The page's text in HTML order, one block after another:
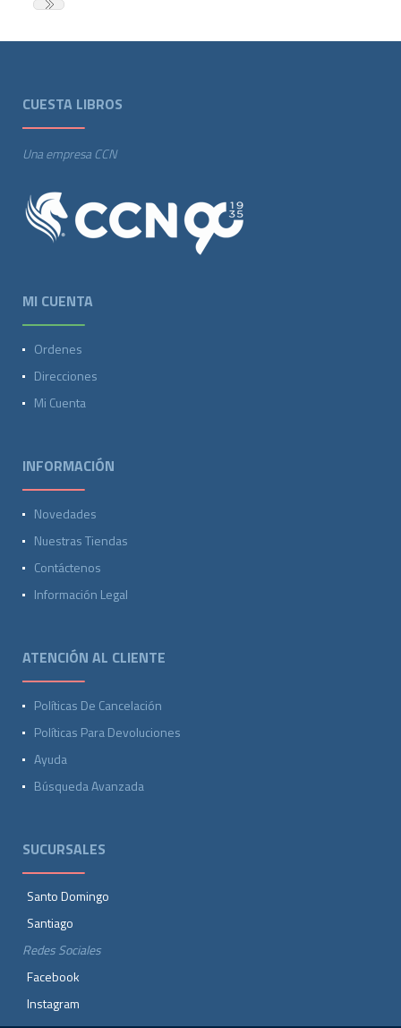
CUESTA LIBROS
Una empresa CCN
MI CUENTA
Ordenes
Direcciones
Mi Cuenta
INFORMACIÓN
Novedades
Nuestras Tiendas
Contáctenos
Información Legal
ATENCIÓN AL CLIENTE
Políticas De Cancelación
Políticas Para Devoluciones
Ayuda
Búsqueda Avanzada
SUCURSALES
Santo Domingo
Santiago
Redes Sociales
Facebook
Instagram